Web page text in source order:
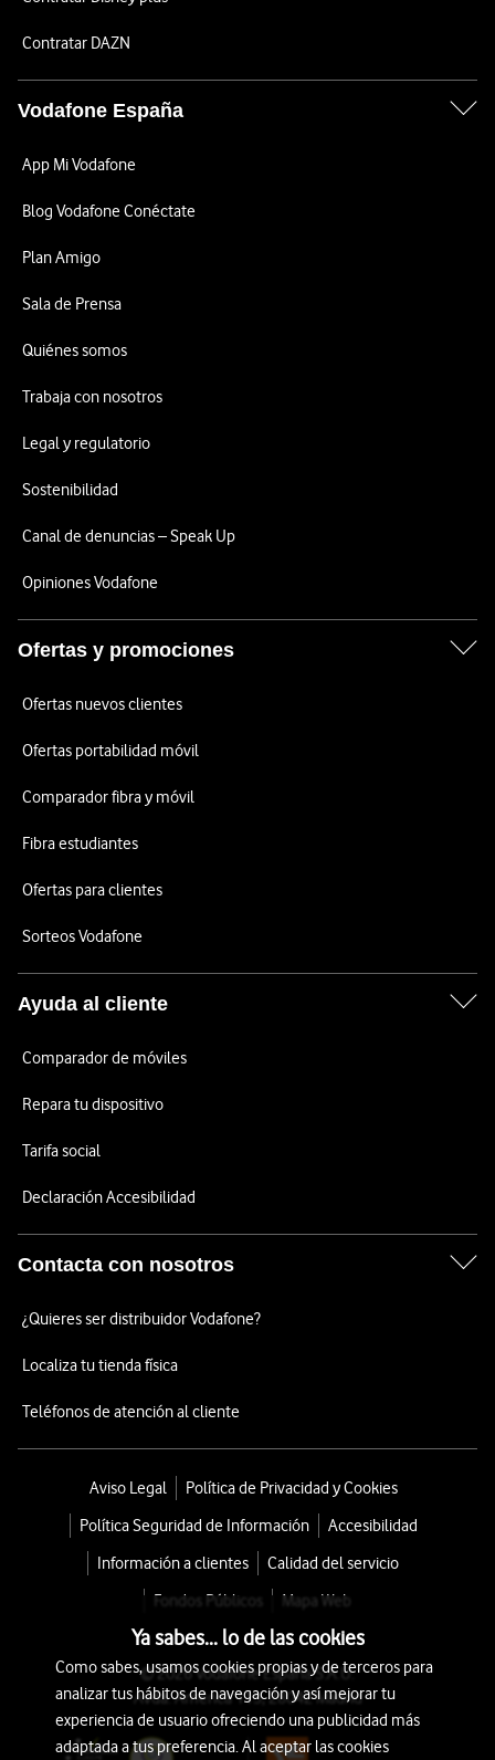
Contratar DAZN
Vodafone España
App Mi Vodafone
Blog Vodafone Conéctate
Plan Amigo
Sala de Prensa
Quiénes somos
Trabaja con nosotros
Legal y regulatorio
Sostenibilidad
Canal de denuncias – Speak Up
Opiniones Vodafone
Ofertas y promociones
Ofertas nuevos clientes
Ofertas portabilidad móvil
Comparador fibra y móvil
Fibra estudiantes
Ofertas para clientes
Sorteos Vodafone
Ayuda al cliente
Comparador de móviles
Repara tu dispositivo
Tarifa social
Declaración Accesibilidad
Contacta con nosotros
¿Quieres ser distribuidor Vodafone?
Localiza tu tienda física
Teléfonos de atención al cliente
Aviso Legal
Política de Privacidad y Cookies
Política Seguridad de Información
Accesibilidad
Información a clientes
Calidad del servicio
Fondos Públicos
Mapa Web
© 2026 Vodafone España S.A.U.
Avda. América 115, 28042 Madrid
Ya sabes... lo de las cookies
Como sabes, usamos cookies propias y de terceros para
analizar tus hábitos de navegación y así mejorar tu
experiencia de usuario ofreciendo una publicidad más
adaptada a tus preferencia. Al aceptar las cookies